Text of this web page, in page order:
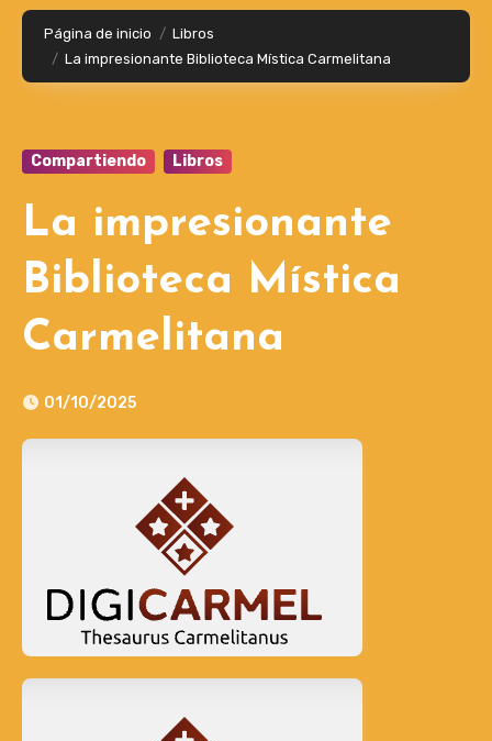
Página de inicio
Libros
La impresionante Biblioteca Mística Carmelitana
Compartiendo Libros
La impresionante
Biblioteca Mística
Carmelitana
01/10/2025